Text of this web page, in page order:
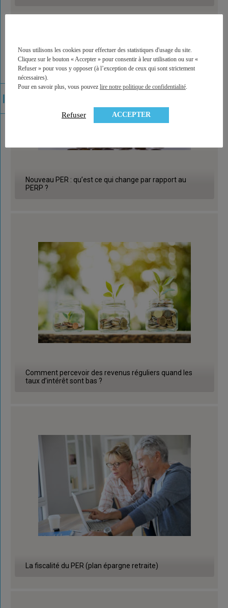
Nouveau PER : qu’est ce qui change par rapport au
PERP ?
Comment percevoir des revenus réguliers quand les
taux d’intérêt sont bas ?
La fiscalité du PER (plan épargne retraite)
Nous utilisons les cookies pour effectuer des statistiques d'usage du site.
Cliquez sur le bouton « Accepter » pour consentir à leur utilisation ou sur «
Refuser » pour vous y opposer (à l’exception de ceux qui sont strictement
nécessaires).
Pour en savoir plus, vous pouvez lire notre politique de confidentialité
Refuser ACCEPTER